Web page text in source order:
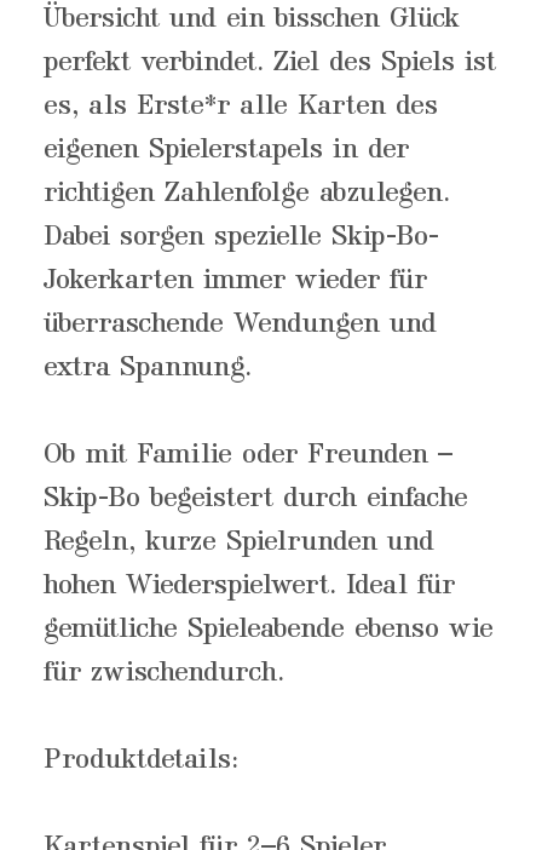
Übersicht und ein bisschen Glück
perfekt verbindet. Ziel des Spiels ist
es, als Erste*r alle Karten des
eigenen Spielerstapels in der
richtigen Zahlenfolge abzulegen.
Dabei sorgen spezielle Skip-Bo-
Jokerkarten immer wieder für
überraschende Wendungen und
extra Spannung.
Ob mit Familie oder Freunden –
Skip-Bo begeistert durch einfache
Regeln, kurze Spielrunden und
hohen Wiederspielwert. Ideal für
gemütliche Spieleabende ebenso wie
für zwischendurch.
Produktdetails: